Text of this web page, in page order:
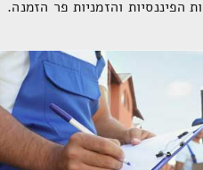
הפיננסיות והזמניות פר הזמנה.